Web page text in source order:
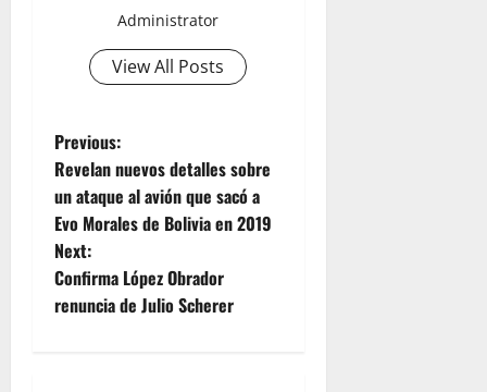
Administrator
View All Posts
P
o
s
t
Previous:
Revelan nuevos detalles sobre
un ataque al avión que sacó a
Evo Morales de Bolivia en 2019
Next:
Confirma López Obrador
renuncia de Julio Scherer